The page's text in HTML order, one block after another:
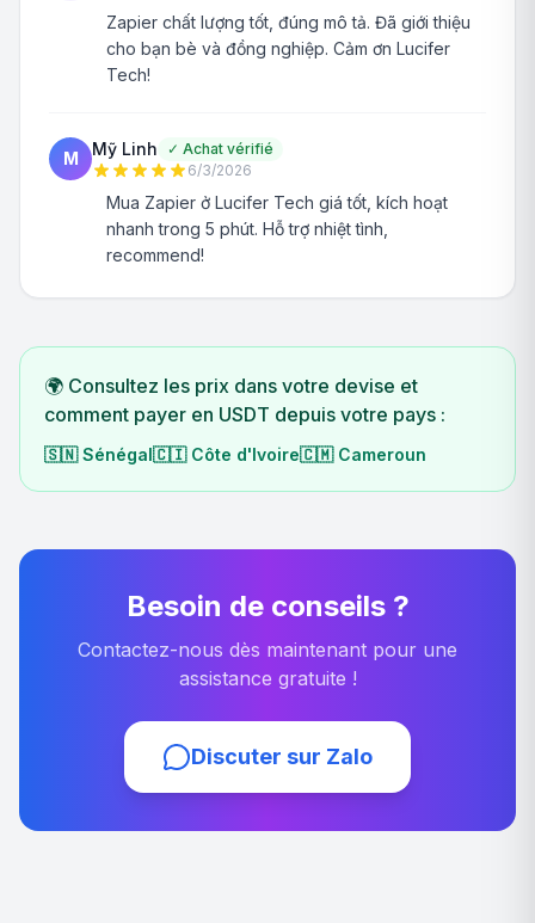
Zapier chất lượng tốt, đúng mô tả. Đã giới thiệu
cho bạn bè và đồng nghiệp. Cảm ơn Lucifer
Tech!
M Mỹ Linh ✓ Achat vérifié
6/3/2026
Mua Zapier ở Lucifer Tech giá tốt, kích hoạt
nhanh trong 5 phút. Hỗ trợ nhiệt tình,
recommend!
🌍 Consultez les prix dans votre devise et
comment payer en USDT depuis votre pays :
🇸🇳 Sénégal🇨🇮 Côte d'Ivoire🇨🇲 Cameroun
Besoin de conseils ?
Contactez-nous dès maintenant pour une
assistance gratuite !
Discuter sur Zalo